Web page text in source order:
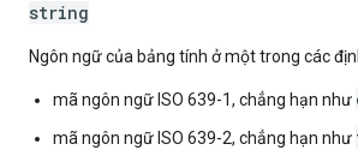
string
Ngôn ngữ của bảng tính ở một trong các
mã ngôn ngữ ISO 639-1, chẳng hạn như
mã ngôn ngữ ISO 639-2, chẳng hạn như